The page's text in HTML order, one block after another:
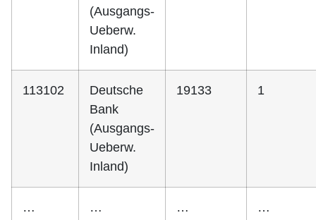
(Ausgangs-
Ueberw.
Inland)
113102
Deutsche
Bank
(Ausgangs-
Ueberw.
Inland)
19133 1
… … … …